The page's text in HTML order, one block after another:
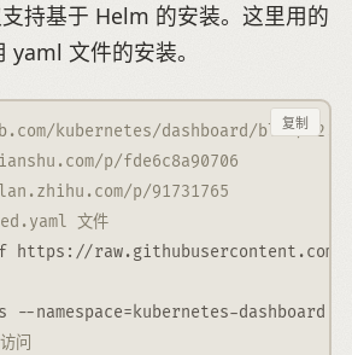
持基于 Helm 的安装。这里用的
文件的安装。
kubernetes/dashboard/blob/
p/fde6c8a90706
p/91731765
文件
https://raw.githubusercontent.com/
--namespace=kubernetes-dashboard
问
复制